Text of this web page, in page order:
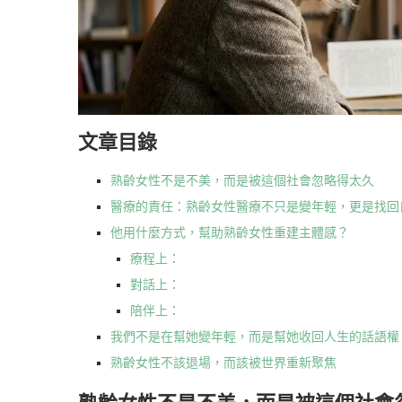
文章目錄
熟齡女性不是不美，而是被這個社會忽略得太久
醫療的責任：熟齡女性醫療不只是變年輕，更是找回
他用什麼方式，幫助熟齡女性重建主體感？
療程上：
對話上：
陪伴上：
我們不是在幫她變年輕，而是幫她收回人生的話語權
熟齡女性不該退場，而該被世界重新聚焦